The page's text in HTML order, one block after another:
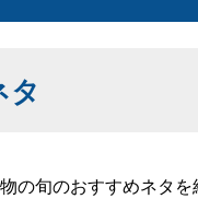
の旬のおすすめネタを